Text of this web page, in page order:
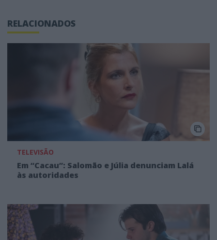
RELACIONADOS
TELEVISÃO
Em “Cacau”: Salomão e Júlia denunciam Lalá
às autoridades